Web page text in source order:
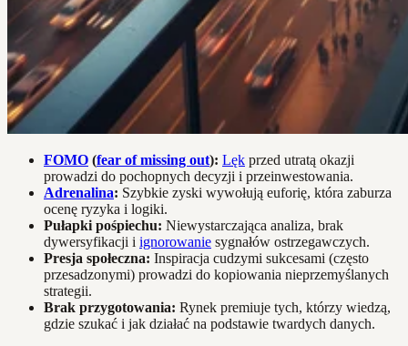
FOMO (fear of missing out): Lęk przed utratą okazji
prowadzi do pochopnych decyzji i przeinwestowania.
Adrenalina: Szybkie zyski wywołują euforię, która zaburza
ocenę ryzyka i logiki.
Pułapki pośpiechu: Niewystarczająca analiza, brak
dywersyfikacji i ignorowanie sygnałów ostrzegawczych.
Presja społeczna: Inspiracja cudzymi sukcesami (często
przesadzonymi) prowadzi do kopiowania nieprzemyślanych
strategii.
Brak przygotowania: Rynek premiuje tych, którzy wiedzą,
gdzie szukać i jak działać na podstawie twardych danych.